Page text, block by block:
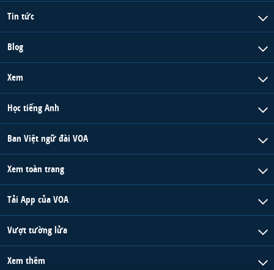
Tin tức
Blog
Xem
Học tiếng Anh
Ban Việt ngữ đài VOA
Xem toàn trang
Tải App của VOA
Vượt tường lửa
Xem thêm